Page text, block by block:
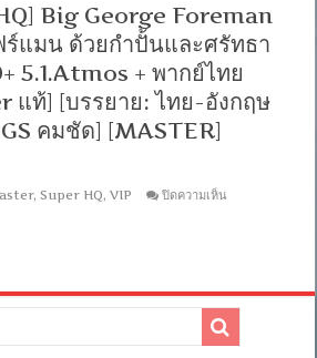
Big George Foreman
ร์แมน ด้วยกำปั้นและศรัทธา
5.1.Atmos + พากย์ไทย
แท้] [บรรยาย: ไทย-อังกฤษ
คมชัด] [MASTER]
,Super HQ,VIP ปิดความเห็น
Foreman
โฟร์แมน